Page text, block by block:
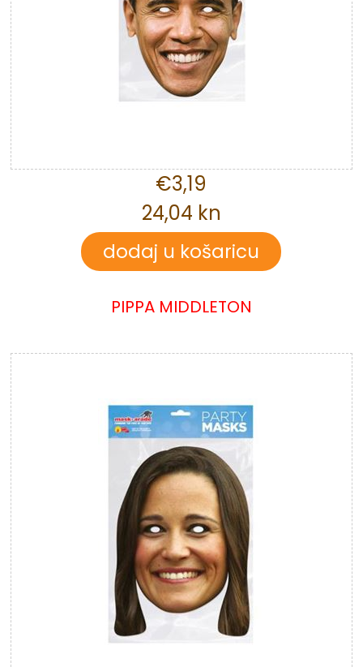
€3,19
24,04 kn
PIPPA MIDDLETON